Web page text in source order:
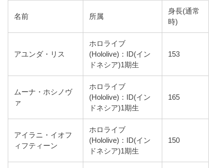
名前 所属
身長(通常
時)
アユンダ・リス
ホロライブ
(Hololive)：ID(イン
ドネシア)1期生
153
ムーナ・ホシノヴ
ァ
ホロライブ
(Hololive)：ID(イン
ドネシア)1期生
165
アイラニ・イオフ
ィフティーン
ホロライブ
(Hololive)：ID(イン
ドネシア)1期生
150